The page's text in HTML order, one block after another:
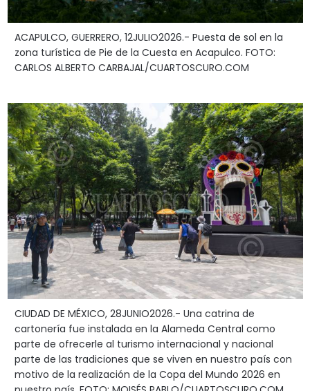
ACAPULCO, GUERRERO, 12JULIO2026.- Puesta de sol en la
zona turística de Pie de la Cuesta en Acapulco. FOTO:
CARLOS ALBERTO CARBAJAL/CUARTOSCURO.COM
CIUDAD DE MÉXICO, 28JUNIO2026.- Una catrina de
cartonería fue instalada en la Alameda Central como
parte de ofrecerle al turismo internacional y nacional
parte de las tradiciones que se viven en nuestro país con
motivo de la realización de la Copa del Mundo 2026 en